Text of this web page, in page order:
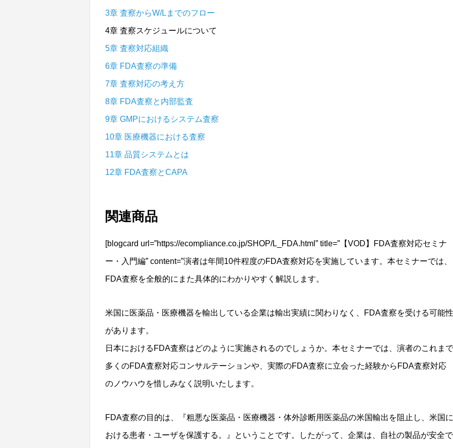
3章 査察からW/Lまでのフロー
4章 査察スケジュールについて
5章 査察対応組織
6章 FDA査察の準備
7章 査察対応の考え方
8章 FDA査察と内部監査
9章 GMPにおけるシステム査察
10章 医療機器における査察
11章 品質システムとは
12章 FDA査察とCAPA
関連商品
[blogcard url=”https://ecompliance.co.jp/SHOP/L_FDA.html” title=”【VOD】FDA査察対応セミナ
ー・入門編” content=”演者は年間10件程度のFDA査察対応を実施しています。本セミナーでは、
FDA査察を全般的にまた具体的にわかりやすく解説します。
米国に医薬品・医療機器を輸出している企業は輸出実績に関わりなく、FDA査察を受ける可能性
があります。
日本におけるFDA査察はどのように実施されるのでしょうか。本セミナーでは、演者のこれまで
多くのFDA査察対応コンサルテーションや、実際のFDA査察に立会った経験からFDA査察対応
のノウハウを惜しみなく説明いたします。
FDA査察の目的は、『粗悪な医薬品・医療機器・体外診断用医薬品の米国輸出を阻止し、米国に
おける患者・ユーザを保護する。』ということです。したがって、企業は、自社の製品が安全で